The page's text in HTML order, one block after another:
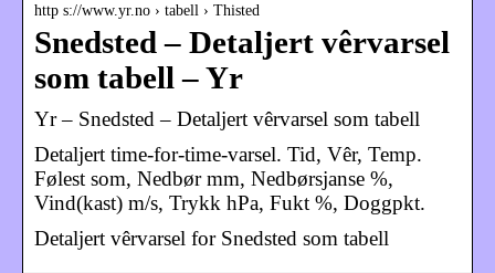
http s://www.yr.no › tabell › Thisted
Snedsted – Detaljert vêrvarsel
som tabell – Yr
Yr – Snedsted – Detaljert vêrvarsel som tabell
Detaljert time-for-time-varsel. Tid, Vêr, Temp.
Følest som, Nedbør mm, Nedbørsjanse %,
Vind(kast) m/s, Trykk hPa, Fukt %, Doggpkt.
Detaljert vêrvarsel for Snedsted som tabell